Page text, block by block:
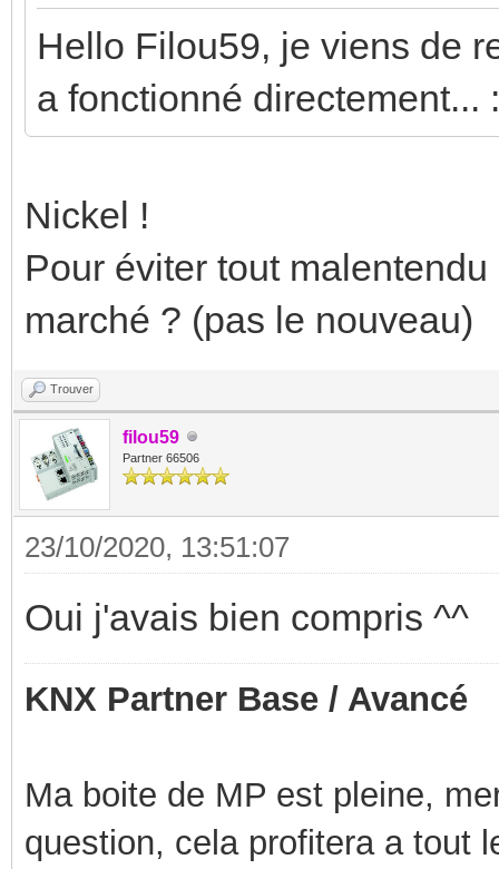
Hello Filou59, je viens de
a fonctionné directement...
Nickel !
Pour éviter tout
marché ? (pas le nouveau)
Trouver
filou59
Partner 66506
23/10/2020, 13:51:07
Oui j'avais bien compris ^^
KNX Partner Base / Avancé
Ma boite de MP est pleine,
question, cela profitera a tout